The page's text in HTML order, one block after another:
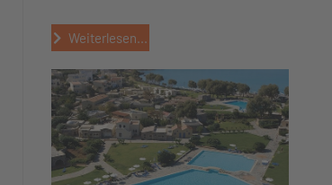
Weiterlesen...